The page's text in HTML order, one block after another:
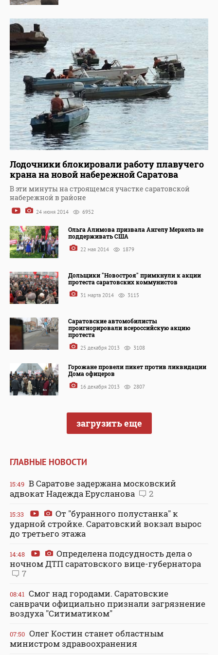
Лодочники блокировали работу плавучего
крана на новой набережной Саратова
В эти минуты на строящемся участке саратовской
набережной в районе
24 июня 2014 6952
Ольга Алимова призвала Ангелу Меркель не
поддерживать США
22 мая 2014 1879
Дольщики "Новостроя" примкнули к акции
протеста саратовских коммунистов
31 марта 2014 3115
Саратовские автомобилисты
проигнорировали всероссийскую акцию
протеста
25 декабря 2013 3108
Горожане провели пикет против ликвидации
Дома офицеров
16 декабря 2013 2807
загрузить еще
ГЛАВНЫЕ НОВОСТИ
15:49 В Саратове задержана московский
адвокат Надежда Ерусланова
2
15:33
От "буранного полустанка" к
ударной стройке. Саратовский вокзал вырос
до третьего этажа
14:48
Определена подсудность дела о
ночном ДТП саратовского вице-губернатора
7
08:41 Смог над городами. Саратовские
санврачи официально признали загрязнение
воздуха "Ситиматиком"
07:50 Олег Костин станет областным
министром здравоохранения